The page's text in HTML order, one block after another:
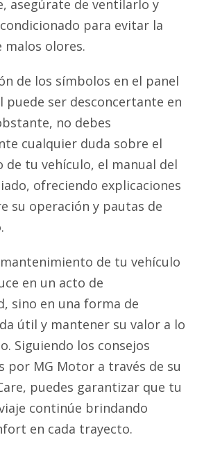
asegúrate de ventilarlo y
para evitar la
malos olores.
de los símbolos en el panel
puede ser desconcertante en
no debes
cualquier duda sobre el
tu vehículo, el manual del
ofreciendo explicaciones
su operación y pautas de
de tu vehículo
en un acto de
sino en una forma de
útil y mantener su valor a lo
Siguiendo los consejos
por MG Motor a través de su
puedes garantizar que tu
continúe brindando
en cada trayecto.